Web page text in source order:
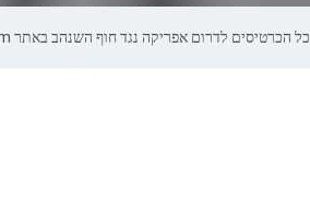
כל הכרטיסים לדרום אפריקה נגד חוף השנהב באתר Ticket-Compare.com הם אותנטיים, ממוכרים מאומתים מראש שמספקים אחריות של 100%.